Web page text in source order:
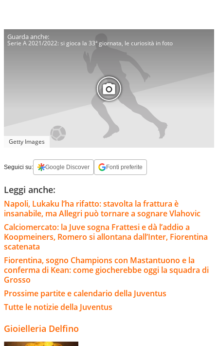
Serie A 2021/2022: si gioca la 33ª giornata, le curiosità in foto
Getty Images
Seguici su: Google Discover Fonti preferite
Leggi anche:
Napoli, Lukaku l’ha rifatto: stavolta la frattura è
insanabile, ma Allegri può tornare a sognare Vlahovic
Calciomercato: la Juve sogna Frattesi e dà l’addio a
Koopmeiners, Romero si allontana dall’Inter, Fiorentina
scatenata
Fiorentina, sogno Champions con Mastantuono e la
conferma di Kean: come giocherebbe oggi la squadra di
Grosso
Prossime partite e calendario della Juventus
Tutte le notizie della Juventus
Gioielleria Delfino